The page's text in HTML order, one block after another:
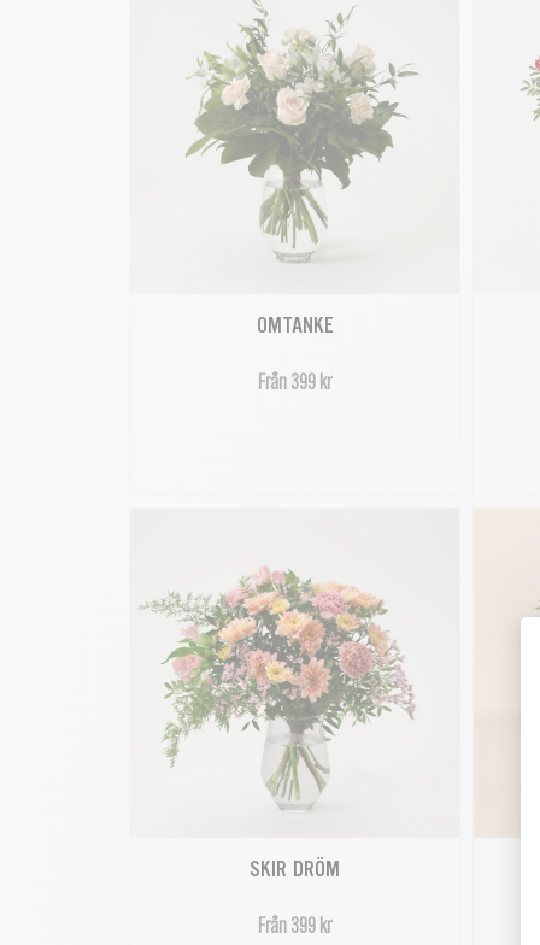
OMTANKE
Från 399 kr
SKIR DRÖM
Från 399 kr